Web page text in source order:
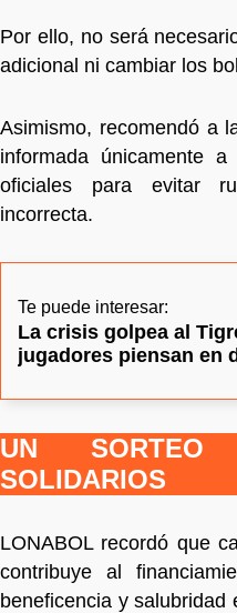
Por ello, no será
adicional ni cambiar los
Asimismo, recomendó a
informada únicamente
oficiales para evitar
incorrecta.
Te puede interesar:
La crisis golpea al
jugadores piensan en
UN
SOLIDARIOS
LONABOL recordó que
contribuye al
beneficencia y salubridad